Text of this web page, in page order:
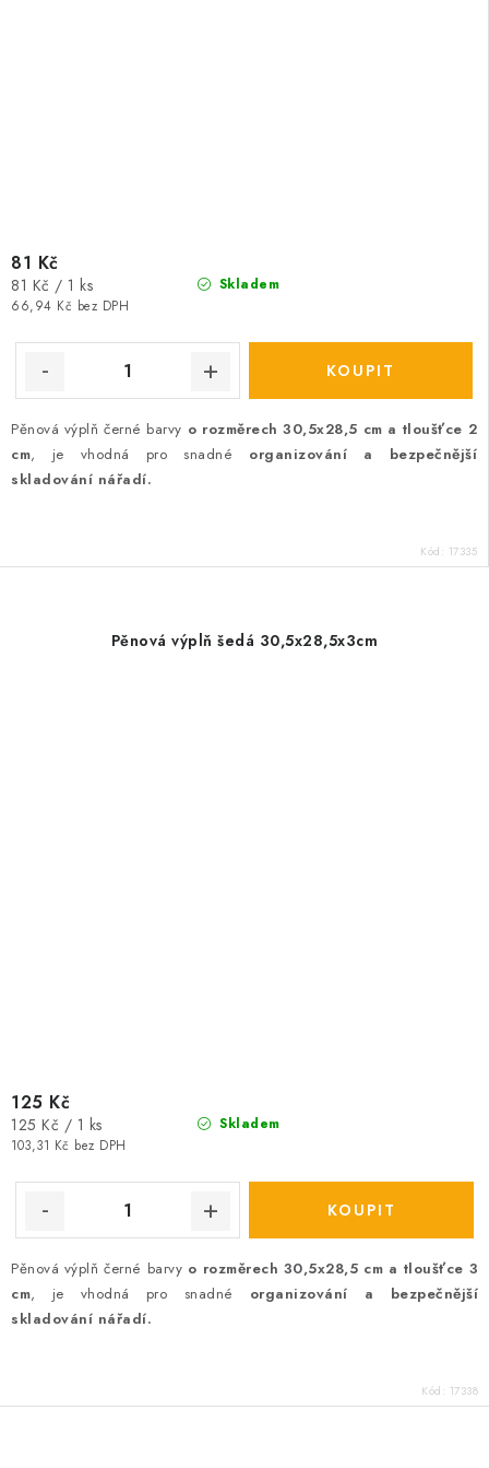
Skladem
66,94 Kč bez DPH
81 Kč
Měrná
cena:
81 Kč / 1 ks
Pěnová výplň černé barvy o rozměrech 30,5x28,5 cm a tloušťce 2
cm, je vhodná pro snadné organizování a bezpečnější
skladování nářadí.
Kód: 17335
Pěnová výplň šedá 30,5x28,5x3cm
Skladem
103,31 Kč bez DPH
125 Kč
Měrná
cena:
125 Kč / 1 ks
Pěnová výplň černé barvy o rozměrech 30,5x28,5 cm a tloušťce 3
cm, je vhodná pro snadné organizování a bezpečnější
skladování nářadí.
Kód: 17338